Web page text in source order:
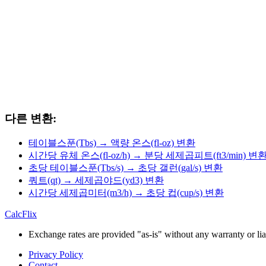
다른 변환:
테이블스푼(Tbs) → 액량 온스(fl-oz) 변환
시간당 유체 온스(fl-oz/h) → 분당 세제곱피트(ft3/min) 변
초당 테이블스푼(Tbs/s) → 초당 갤런(gal/s) 변환
쿼트(qt) → 세제곱야드(yd3) 변환
시간당 세제곱미터(m3/h) → 초당 컵(cup/s) 변환
CalcFlix
Exchange rates are provided "as-is" without any warranty or
Privacy Policy